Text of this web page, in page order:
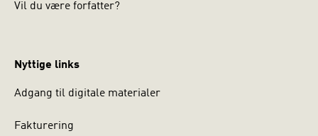
Vil du være forfatter?
Nyttige links
Adgang til digitale materialer
Fakturering